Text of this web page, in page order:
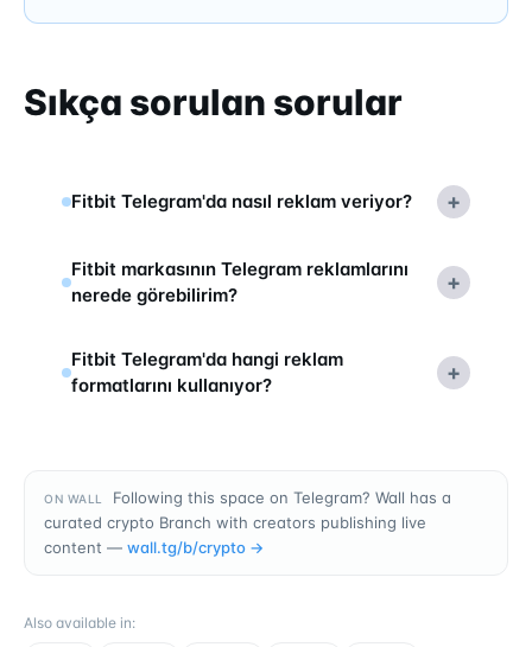
Sıkça sorulan sorular
Fitbit Telegram'da nasıl reklam veriyor? +
Fitbit markasının Telegram reklamlarını
nerede görebilirim?
+
Fitbit Telegram'da hangi reklam
formatlarını kullanıyor?
+
ON WALL
Following this space on Telegram? Wall has a
curated crypto Branch with creators publishing live
content — wall.tg/b/crypto →
Also available in: